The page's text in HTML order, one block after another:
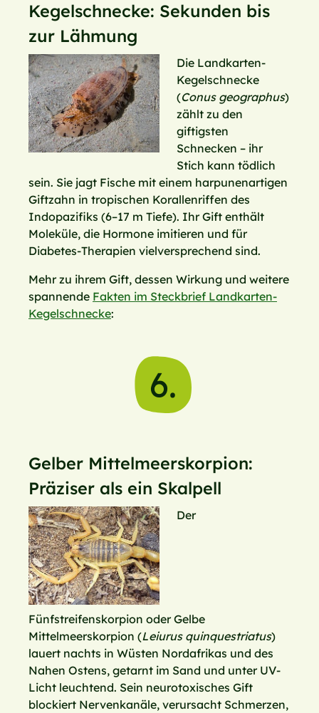
Kegelschnecke: Sekunden bis
zur Lähmung
Die Landkarten-
Kegelschnecke
(Conus geographus)
zählt zu den
giftigsten
Schnecken – ihr
Stich kann tödlich
sein. Sie jagt Fische mit einem harpunenartigen
Giftzahn in tropischen Korallenriffen des
Indopazifiks (6–17 m Tiefe). Ihr Gift enthält
Moleküle, die Hormone imitieren und für
Diabetes-Therapien vielversprechend sind.
Mehr zu ihrem Gift, dessen Wirkung und weitere
spannende Fakten im Steckbrief Landkarten-
Kegelschnecke:
6.
Gelber Mittelmeerskorpion:
Präziser als ein Skalpell
Der
Fünfstreifenskorpion oder Gelbe
Mittelmeerskorpion (Leiurus quinquestriatus)
lauert nachts in Wüsten Nordafrikas und des
Nahen Ostens, getarnt im Sand und unter UV-
Licht leuchtend. Sein neurotoxisches Gift
blockiert Nervenkanäle, verursacht Schmerzen,